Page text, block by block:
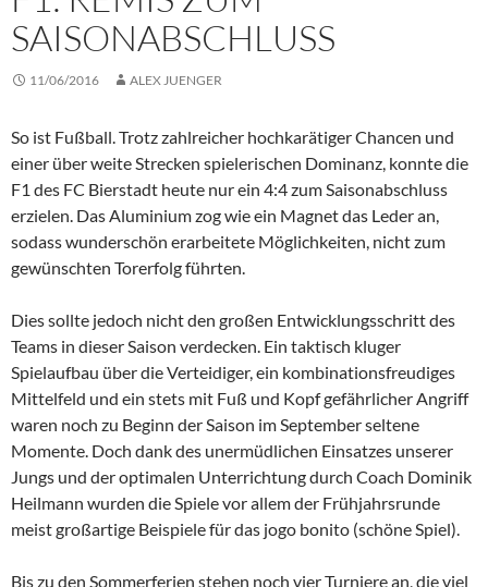
SAISONABSCHLUSS
11/06/2016 ALEX JUENGER
So ist Fußball. Trotz zahlreicher hochkarätiger Chancen und
einer über weite Strecken spielerischen Dominanz, konnte die
F1 des FC Bierstadt heute nur ein 4:4 zum Saisonabschluss
erzielen. Das Aluminium zog wie ein Magnet das Leder an,
sodass wunderschön erarbeitete Möglichkeiten, nicht zum
gewünschten Torerfolg führten.
Dies sollte jedoch nicht den großen Entwicklungsschritt des
Teams in dieser Saison verdecken. Ein taktisch kluger
Spielaufbau über die Verteidiger, ein kombinationsfreudiges
Mittelfeld und ein stets mit Fuß und Kopf gefährlicher Angriff
waren noch zu Beginn der Saison im September seltene
Momente. Doch dank des unermüdlichen Einsatzes unserer
Jungs und der optimalen Unterrichtung durch Coach Dominik
Heilmann wurden die Spiele vor allem der Frühjahrsrunde
meist großartige Beispiele für das jogo bonito (schöne Spiel).
Bis zu den Sommerferien stehen noch vier Turniere an, die viel